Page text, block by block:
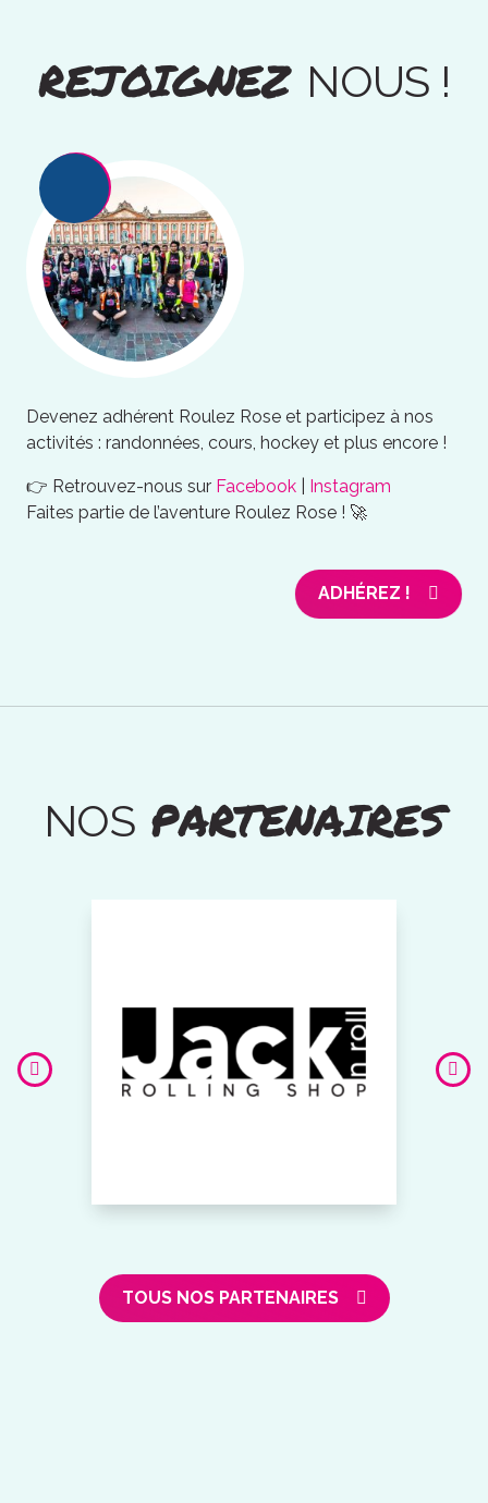
REJOIGNEZ NOUS !
Devenez adhérent Roulez Rose et participez à nos
activités : randonnées, cours, hockey et plus encore !
👉 Retrouvez-nous sur Facebook
Instagram
Faites partie de l’aventure Roulez Rose ! 🚀
ADHÉREZ !
NOSPARTENAIRES
TOUS NOS PARTENAIRES